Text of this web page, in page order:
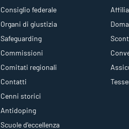
Consiglio federale
Organi di giustizia
Safeguarding
Commissioni
Comitati regionali
Contatti
Cenni storici
Antidoping
Scuole d'eccellenza